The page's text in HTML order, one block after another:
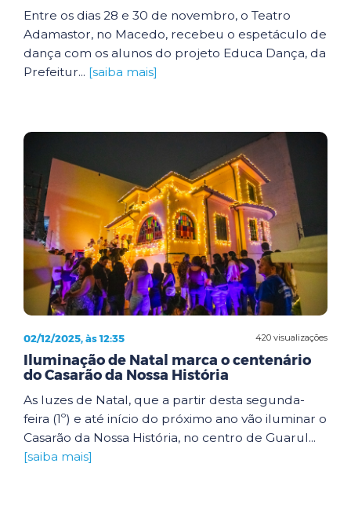
Entre os dias 28 e 30 de novembro, o Teatro
Adamastor, no Macedo, recebeu o espetáculo de
dança com os alunos do projeto Educa Dança, da
Prefeitur... [saiba mais]
420 visualizações
02/12/2025, às 12:35
Iluminação de Natal marca o centenário
do Casarão da Nossa História
As luzes de Natal, que a partir desta segunda-
feira (1º) e até início do próximo ano vão iluminar o
Casarão da Nossa História, no centro de Guarul...
[saiba mais]